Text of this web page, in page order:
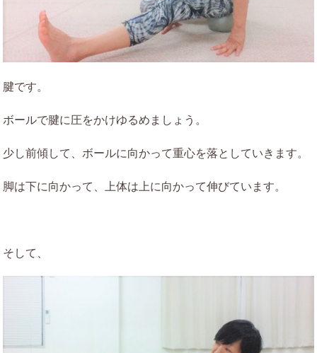
腱です。
ボールで腱に圧をかけゆるめましょう。
少し前傾して、ボールに向かって重心を落としていきます。
脚は下に向かって、上体は上に向かって伸びています。
そして、